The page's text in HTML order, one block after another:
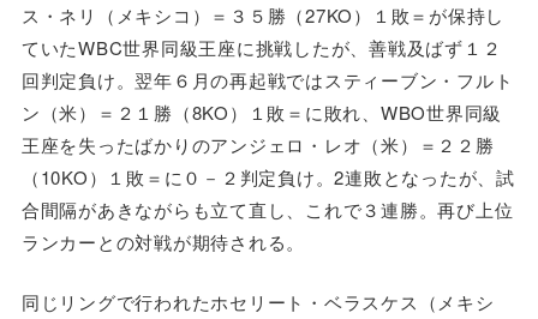
ス・ネリ（メキシコ）＝３５勝（27KO）１敗＝が保持し
ていたWBC世界同級王座に挑戦したが、善戦及ばず１２
回判定負け。翌年６月の再起戦ではスティーブン・フルト
ン（米）＝２１勝（8KO）１敗＝に敗れ、WBO世界同級
王座を失ったばかりのアンジェロ・レオ（米）＝２２勝
（10KO）１敗＝に０－２判定負け。2連敗となったが、試
合間隔があきながらも立て直し、これで３連勝。再び上位
ランカーとの対戦が期待される。
同じリングで行われたホセリート・ベラスケス（メキシ